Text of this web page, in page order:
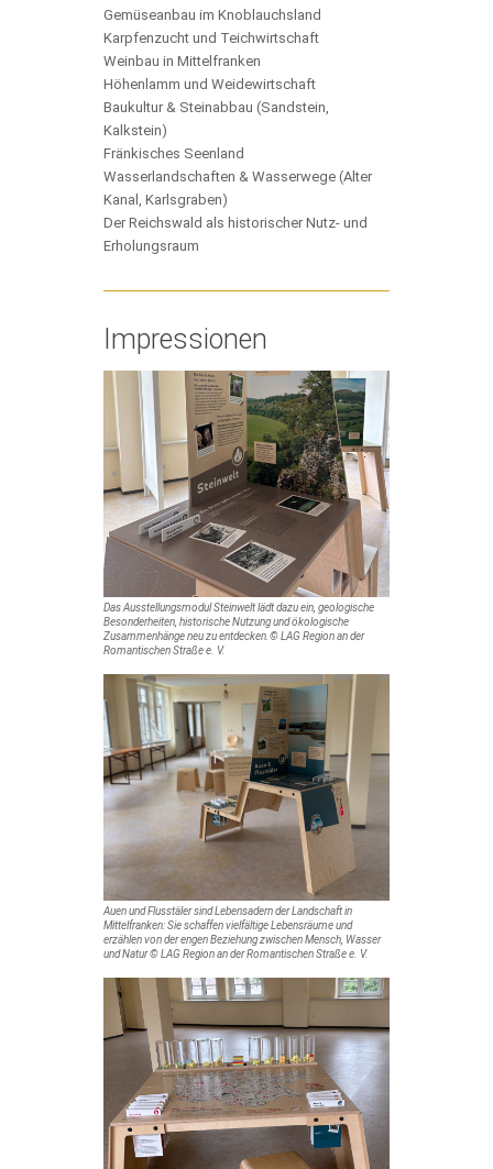
Gemüseanbau im Knoblauchsland
Karpfenzucht und Teichwirtschaft
Weinbau in Mittelfranken
Höhenlamm und Weidewirtschaft
Baukultur & Steinabbau (Sandstein,
Kalkstein)
Fränkisches Seenland
Wasserlandschaften & Wasserwege (Alter
Kanal, Karlsgraben)
Der Reichswald als historischer Nutz- und
Erholungsraum
Impressionen
Das Ausstellungsmodul Steinwelt lädt dazu ein, geologische
Besonderheiten, historische Nutzung und ökologische
Zusammenhänge neu zu entdecken.© LAG Region an der
Romantischen Straße e. V.
Auen und Flusstäler sind Lebensadern der Landschaft in
Mittelfranken: Sie schaffen vielfältige Lebensräume und
erzählen von der engen Beziehung zwischen Mensch, Wasser
und Natur © LAG Region an der Romantischen Straße e. V.